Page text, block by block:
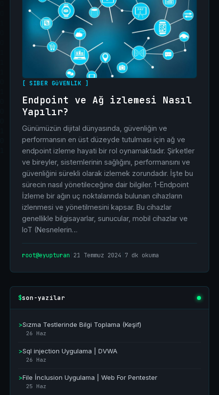
[ SIBER GüVENLIK ]
Endpoint ve Ağ izlemesi Nasıl
Yapılır?
Günümüzün dijital dünyasında, güvenliğin ve
performansın en üst düzeyde tutulması için ağ ve
endpoint izleme hayati bir rol oynamaktadır. Şirketler
ve bireyler, sistemlerinin sağlığını, performansını ve
güvenliğini sürekli olarak izlemek zorundadır. İşte bu
sürecin nasıl yönetileceğine dair bilgiler. 1-Endpoint
İzleme bir ağın uç noktalarında bulunan cihazların
izlenmesi ve yönetilmesini kapsar. Bu cihazlar
genellikle bilgisayarlar, sunucular, mobil cihazlar ve
IoT (Nesnelerin…
root@eyupturan 21 Temmuz 2024 7 dk okuma
$son-yazilar
>Sızma Testlerinde Bilgi Toplama (Keşif)
26 Haz
>Sql injection Uygulama | DVWA
26 Haz
>File İnclusion Uygulama | Web For Pentester
25 Haz